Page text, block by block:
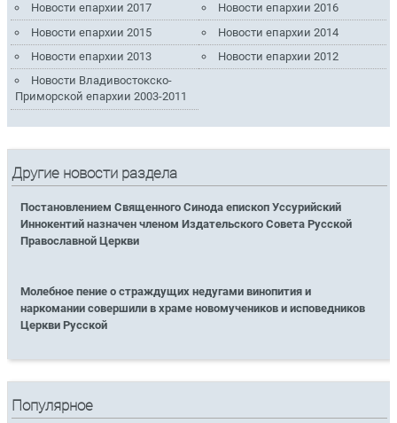
Новости епархии 2017
Новости епархии 2016
Новости епархии 2015
Новости епархии 2014
Новости епархии 2013
Новости епархии 2012
Новости Владивостокско-
Приморской епархии 2003-2011
Другие новости раздела
Постановлением Священного Синода епископ Уссурийский
Иннокентий назначен членом Издательского Совета Русской
Православной Церкви
Молебное пение о страждущих недугами винопития и
наркомании совершили в храме новомучеников и исповедников
Церкви Русской
Популярное